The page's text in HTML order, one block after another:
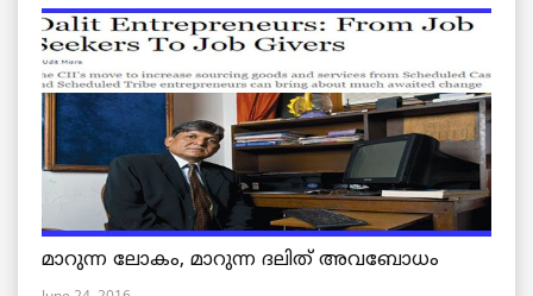
മാറുന്ന ലോകം, മാറുന്ന ദലിത് അവബോധം